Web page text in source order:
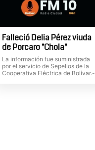
Falleció Delia Pérez viuda
de Porcaro "Chola"
La información fue suministrada
por el servicio de Sepelios de la
Cooperativa Eléctrica de Bolívar.-